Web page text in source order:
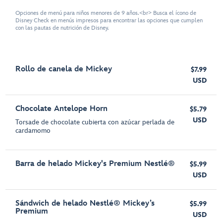
Opciones de menú para niños menores de 9 años.<br> Busca el ícono de
Disney Check en menús impresos para encontrar las opciones que cumplen
con las pautas de nutrición de Disney.
Rollo de canela de Mickey
$7.99
USD
Chocolate Antelope Horn
Torsade de chocolate cubierta con azúcar perlada de
cardamomo
$5.79
USD
Barra de helado Mickey's Premium Nestlé®
$5.99
USD
Sándwich de helado Nestlé® Mickey’s
Premium
$5.99
USD